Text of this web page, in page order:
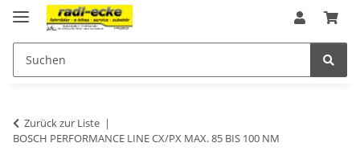
Zurück zur Liste
BOSCH PERFORMANCE LINE CX/PX MAX. 85 BIS 100 NM